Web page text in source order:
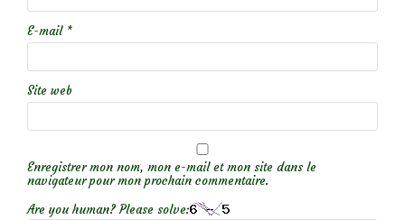
E-mail *
Site web
Enregistrer mon nom, mon e-mail et mon site dans le
navigateur pour mon prochain commentaire.
Are you human? Please solve: